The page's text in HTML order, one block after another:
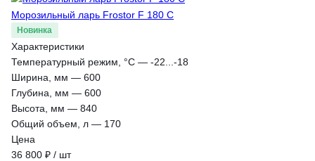
Морозильный ларь Frostor F 180 C
Новинка
Характеристики
Температурный режим, °С — -22...-18
Ширина, мм — 600
Глубина, мм — 600
Высота, мм — 840
Общий объем, л — 170
Цена
36 800 ₽ / шт